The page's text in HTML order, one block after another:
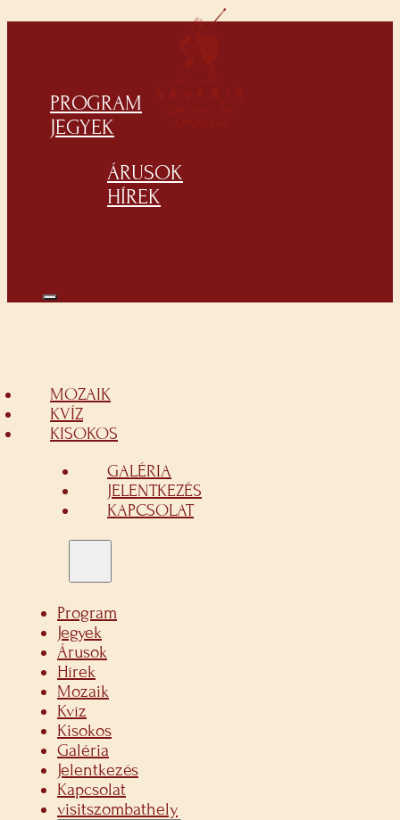
PROGRAM
JEGYEK
ÁRUSOK
HÍREK
MOZAIK
KVÍZ
KISOKOS
GALÉRIA
JELENTKEZÉS
KAPCSOLAT
Program
Jegyek
Árusok
Hírek
Mozaik
Kvíz
Kisokos
Galéria
Jelentkezés
Kapcsolat
visitszombathely